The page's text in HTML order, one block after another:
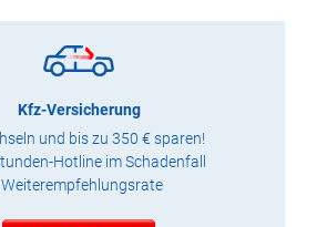
Kfz-Versicherung
und bis zu 350 € sparen!
Hotline im Schadenfall
Weiterempfehlungsrate